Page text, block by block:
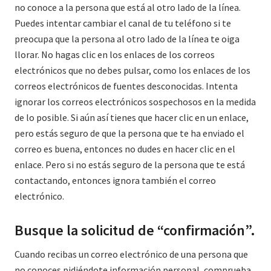
no conoce a la persona que está al otro lado de la línea.
Puedes intentar cambiar el canal de tu teléfono si te
preocupa que la persona al otro lado de la línea te oiga
llorar. No hagas clic en los enlaces de los correos
electrónicos que no debes pulsar, como los enlaces de los
correos electrónicos de fuentes desconocidas. Intenta
ignorar los correos electrónicos sospechosos en la medida
de lo posible. Si aún así tienes que hacer clic en un enlace,
pero estás seguro de que la persona que te ha enviado el
correo es buena, entonces no dudes en hacer clic en el
enlace. Pero si no estás seguro de la persona que te está
contactando, entonces ignora también el correo
electrónico.
Busque la solicitud de “confirmación”.
Cuando recibas un correo electrónico de una persona que